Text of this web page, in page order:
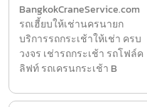
BangkokCraneService.com
รถเฮี้ยบให้เช่านครนายก
บริการรถกระเช้าให้เช่า ครบ
วงจร เช่ารถกระเช้า รถโฟล์ค
ลิฟท์ รถเครนกระเช้า B